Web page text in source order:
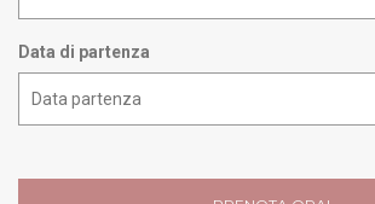
Data di partenza